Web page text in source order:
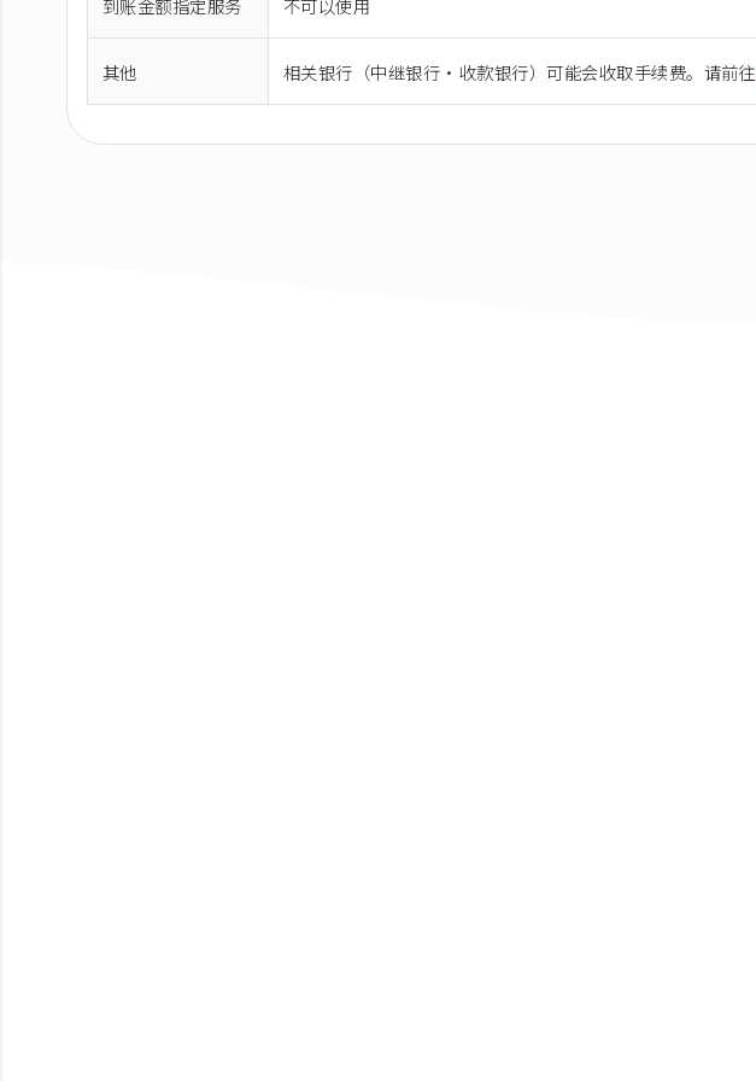
其他 相关银行（中继银行·收款银行）可能会收取手续费。请前往